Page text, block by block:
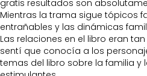
gratis resultados son
Mientras la trama sigue tópicos
entrañables y las dinámicas
Las relaciones en el libro eran
sentí que conocía a los
temas del libro sobre la familia y